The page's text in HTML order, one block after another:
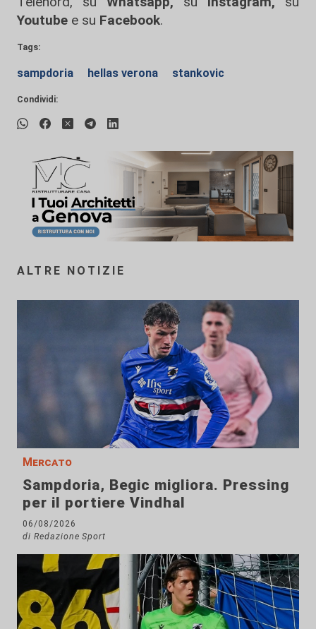
Youtube e su Facebook.
Tags:
sampdoria hellas verona stankovic
Condividi:
ALTRE NOTIZIE
Mercato
Sampdoria, Begic migliora. Pressing
per il portiere Vindhal
06/08/2026
di Redazione Sport